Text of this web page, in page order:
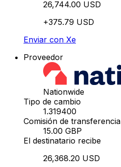
26,744.00 USD
+375.79 USD
Enviar con Xe
Proveedor
Nationwide
Tipo de cambio
1.319400
Comisión de transferencia
15.00 GBP
El destinatario recibe
26,368.20 USD